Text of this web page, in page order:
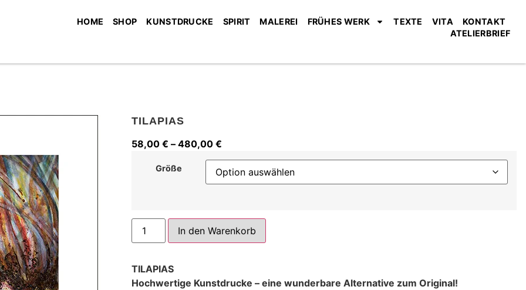
HOME SHOP KUNSTDRUCKE SPIRIT MALEREI FRÜHES WERK TEXTE VITA
KONTAKT
ATELIERBRIEF
TILAPIAS
58,00 € – 480,00 €
Größe
In den Warenkorb
TILAPIAS
Hochwertige Kunstdrucke – eine wunderbare Alternative zum Original!